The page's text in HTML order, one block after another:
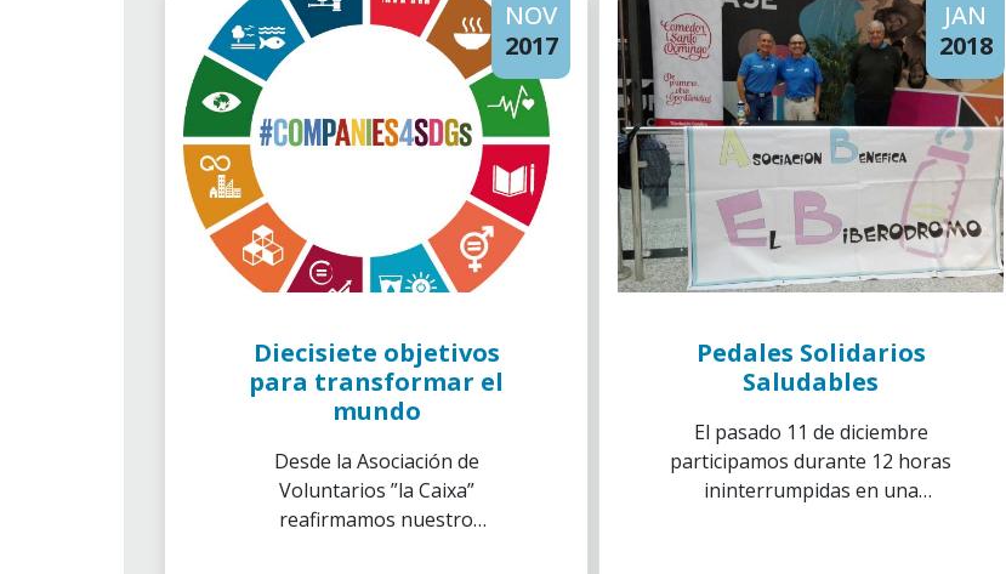
NOV
2017
Diecisiete objetivos
para transformar el
mundo
Desde la Asociación de
Voluntarios ”la Caixa”
reafirmamos nuestro
JAN
2018
Pedales Solidarios
Saludables
El pasado 11 de diciembre
participamos durante 12 horas
ininterrumpidas en una